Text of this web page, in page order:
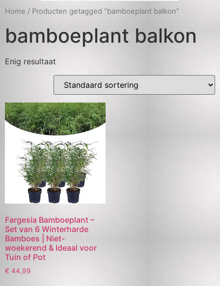
Home / Producten getagged “bamboeplant balkon”
bamboeplant balkon
Enig resultaat
Fargesia Bamboeplant –
Set van 6 Winterharde
Bamboes | Niet-
woekerend & Ideaal voor
Tuin of Pot
€ 44,99